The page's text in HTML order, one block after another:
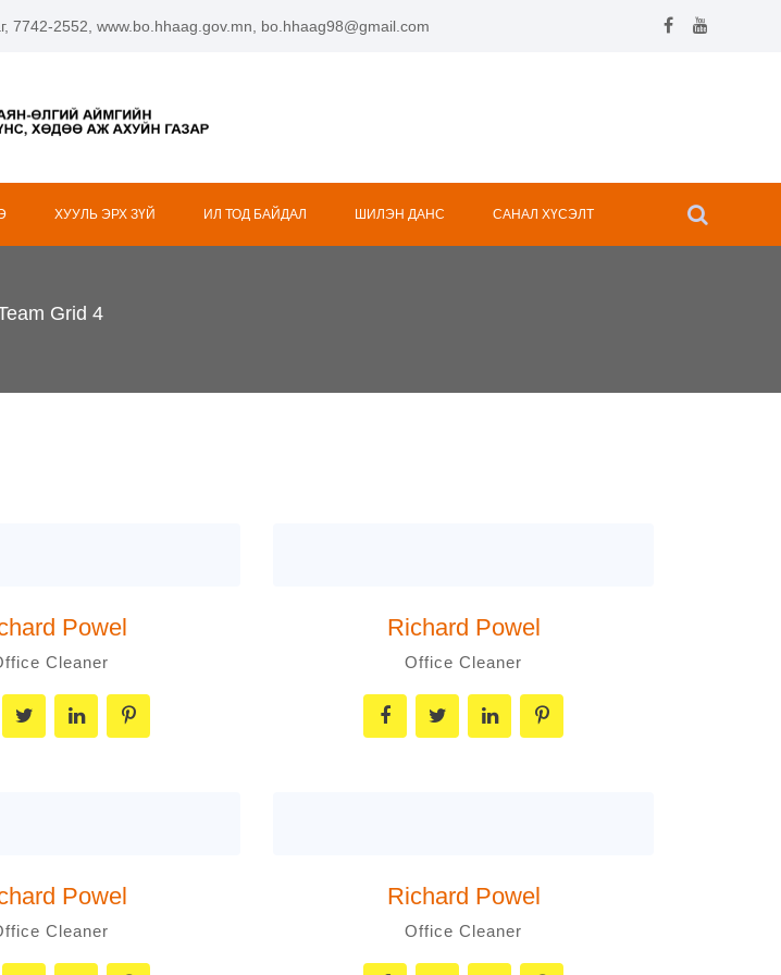
7742-2552, www.bo.hhaag.gov.mn, bo.hhaag98@gmail.com
ХУУЛЬ ЭРХ ЗҮЙ ИЛ ТОД БАЙДАЛ ШИЛЭН ДАНС САНАЛ ХҮСЭЛТ
Grid 4
Powel
Cleaner
Richard Powel
Office Cleaner
Powel
Cleaner
Richard Powel
Office Cleaner